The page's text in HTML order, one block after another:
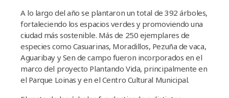
A lo largo del año se plantaron un total de 392 árboles,
fortaleciendo los espacios verdes y promoviendo una
ciudad más sostenible. Más de 250 ejemplares de
especies como Casuarinas, Moradillos, Pezuña de vaca,
Aguaribay y Sen de campo fueron incorporados en el
marco del proyecto Plantando Vida, principalmente en
el Parque Loinas y en el Centro Cultural Municipal.